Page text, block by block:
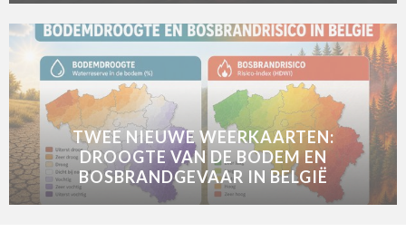
TWEE NIEUWE WEERKAARTEN:
DROOGTE VAN DE BODEM EN
BOSBRANDGEVAAR IN BELGIË